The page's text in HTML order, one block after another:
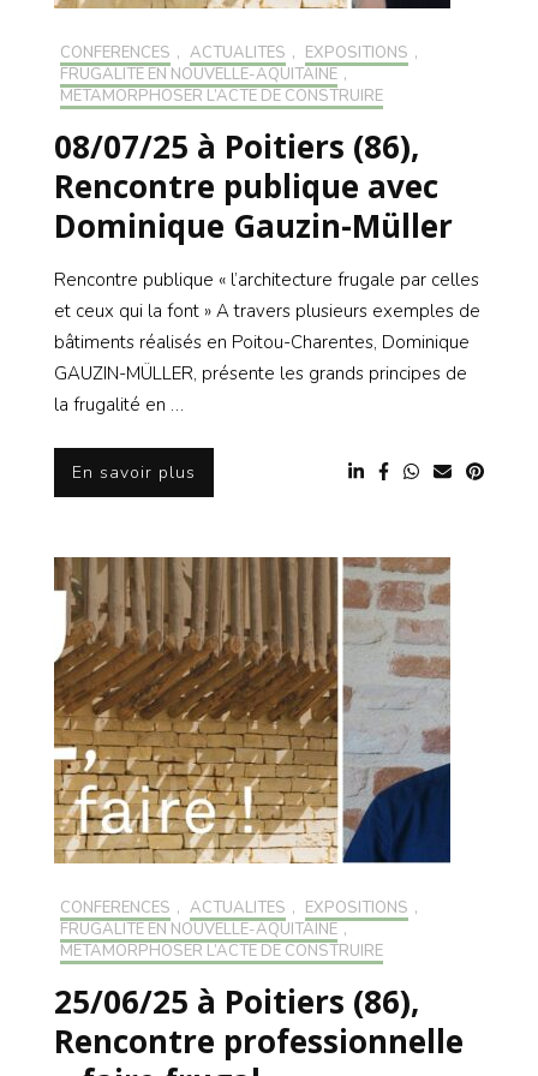
CONFÉRENCES , ACTUALITÉS , EXPOSITIONS ,
FRUGALITÉ EN NOUVELLE-AQUITAINE ,
MÉTAMORPHOSER L’ACTE DE CONSTRUIRE
08/07/25 à Poitiers (86),
Rencontre publique avec
Dominique Gauzin-Müller
Rencontre publique « l’architecture frugale par celles
et ceux qui la font » A travers plusieurs exemples de
bâtiments réalisés en Poitou-Charentes, Dominique
GAUZIN-MÜLLER, présente les grands principes de
la frugalité en …
En savoir plus
CONFÉRENCES , ACTUALITÉS , EXPOSITIONS ,
FRUGALITÉ EN NOUVELLE-AQUITAINE ,
MÉTAMORPHOSER L’ACTE DE CONSTRUIRE
25/06/25 à Poitiers (86),
Rencontre professionnelle